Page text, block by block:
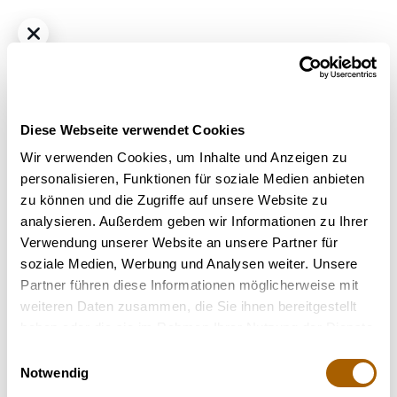
Diese Webseite verwendet Cookies
Wir verwenden Cookies, um Inhalte und Anzeigen zu
personalisieren, Funktionen für soziale Medien anbieten
zu können und die Zugriffe auf unsere Website zu
analysieren. Außerdem geben wir Informationen zu Ihrer
Verwendung unserer Website an unsere Partner für
soziale Medien, Werbung und Analysen weiter. Unsere
Partner führen diese Informationen möglicherweise mit
weiteren Daten zusammen, die Sie ihnen bereitgestellt
Notwendig
Indica THC25% CBD1.0%
IMC THC25 T03 GG4 Gorilla Glue
€ 4.50 / g
Bestrahlung: Unbestrahlt
Strain: Gorilla Glue
Terpene
: Nerolidol, Linalool, Limonen, Beta-Myrcen, Beta-
Caryophyllen, Alpha-Humulen, Alpha-Bisabolol